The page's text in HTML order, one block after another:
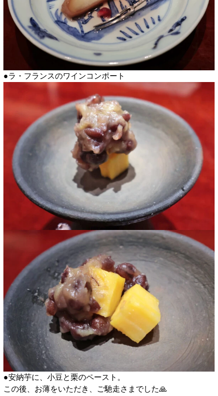
●ラ・フランスのワインコンポート
●安納芋に、小豆と栗のペースト。
この後、お薄をいただき、ご馳走さまでした🙏